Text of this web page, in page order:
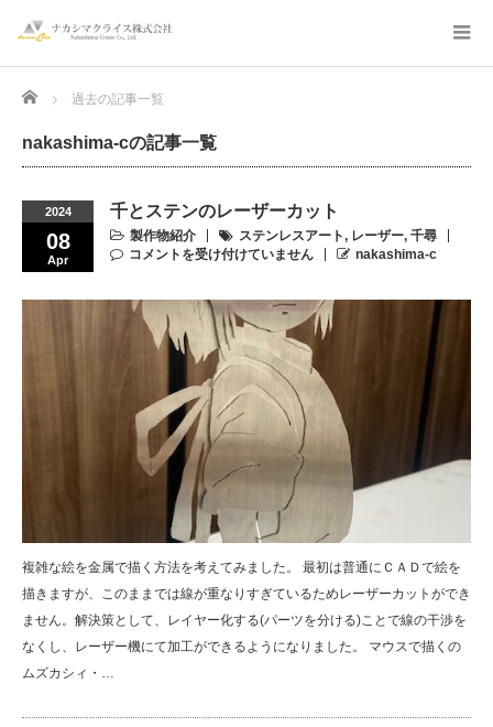
Home 過去の記事一覧
nakashima-cの記事一覧
2024
08
Apr
千とステンのレーザーカット
製作物紹介 ステンレスアート, レーザー, 千尋
コメントを受け付けていません
nakashima-c
複雑な絵を金属で描く方法を考えてみました。 最初は普通にＣＡＤで絵を
描きますが、このままでは線が重なりすぎているためレーザーカットができ
ません。解決策として、レイヤー化する(パーツを分ける)ことで線の干渉を
なくし、レーザー機にて加工ができるようになりました。 マウスで描くの
ムズカシィ・…